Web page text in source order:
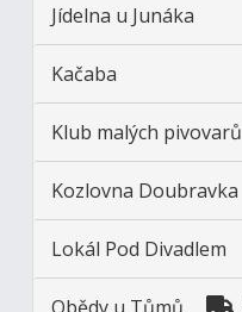
Jídelna u Junáka
Kačaba
Klub malých pivovarů
Kozlovna Doubravka
Lokál Pod Divadlem